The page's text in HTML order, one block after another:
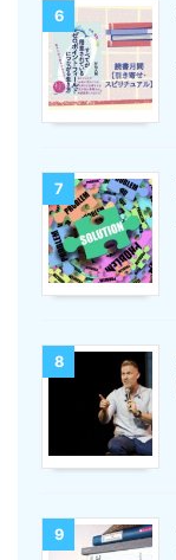
6
7
8
9